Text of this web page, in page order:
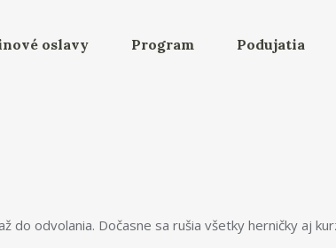
oslavy Program Podujatia
do odvolania. Dočasne sa rušia všetky herničky aj